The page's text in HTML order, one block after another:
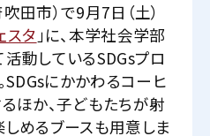
田市）で9月7日（土）
スタ」に、本学社会学部
動しているSDGsプロ
SDGsにかかわるコーヒ
ほか、子どもたちが射
めるブースも用意しま